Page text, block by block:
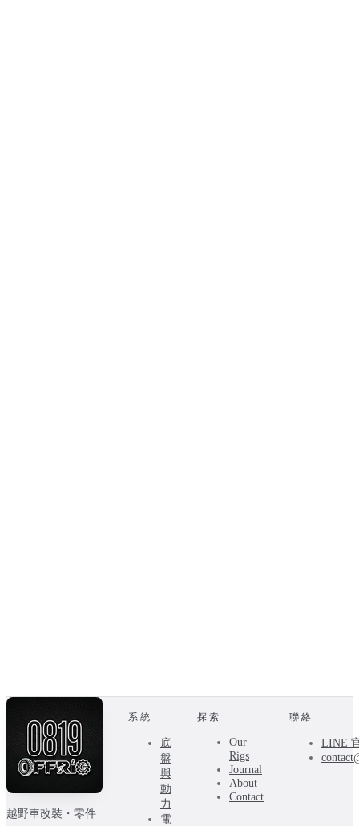
越野車改裝・零件
系統
底
盤
與
動
力
電
探索
Our
Rigs
Journal
About
Contact
聯絡
LINE